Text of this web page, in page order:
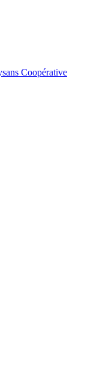
Coopérative